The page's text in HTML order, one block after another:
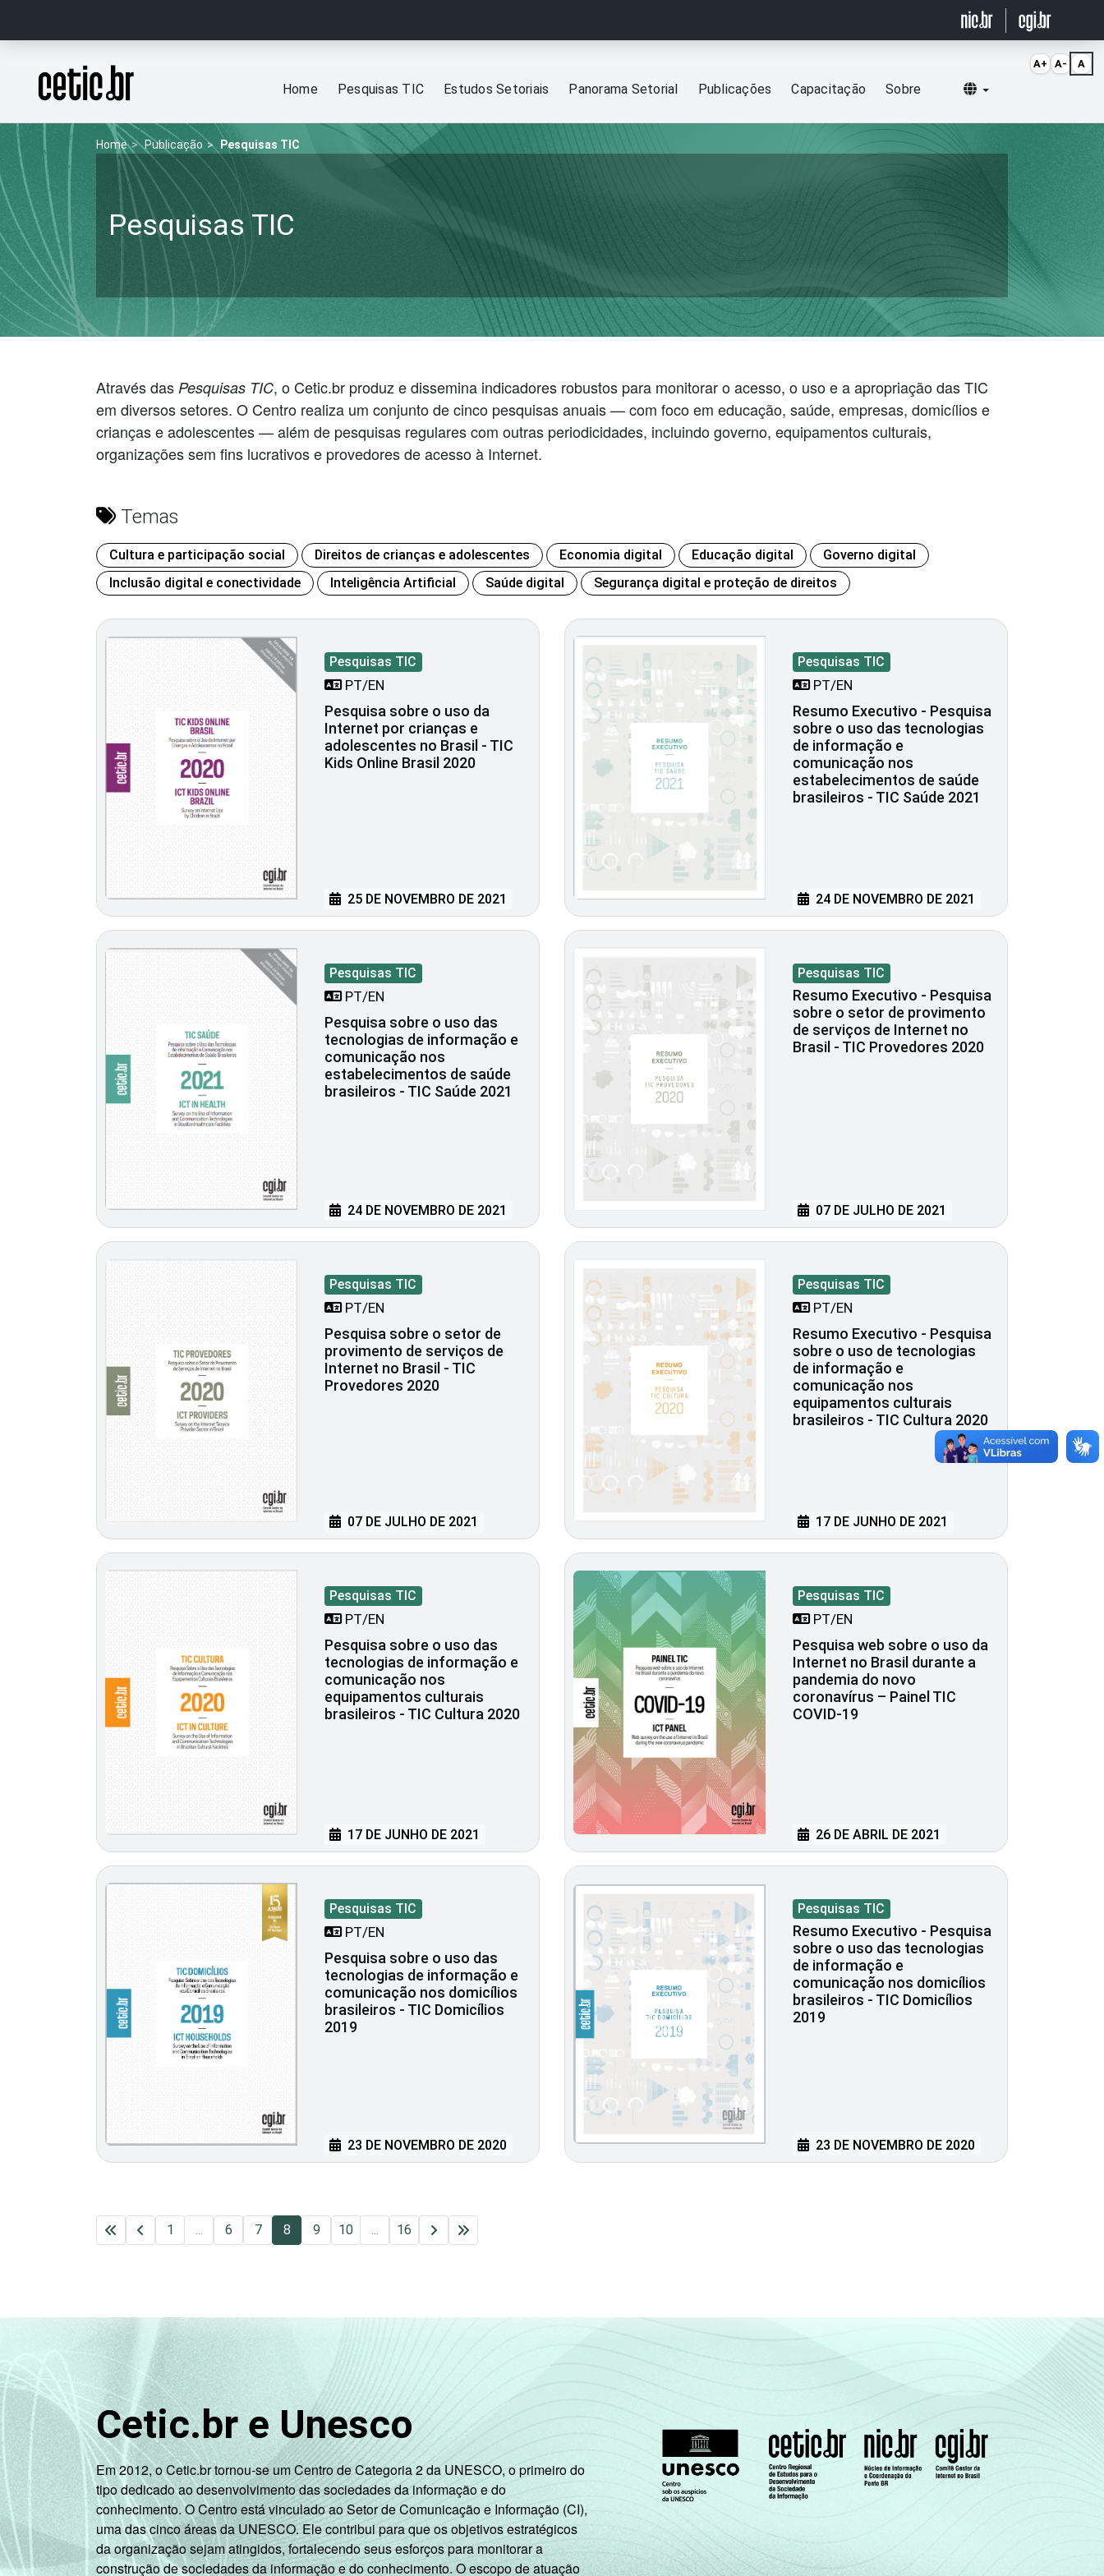
Página inicial
Home Pesquisas TIC Estudos Setoriais Panorama Setorial Publicações Capacitação Sobre Selecionar idioma
Home Publicação Pesquisas TIC
Pesquisas TIC
Através das Pesquisas TIC, o Cetic.br produz e dissemina indicadores robustos para monitorar o acesso, o uso e a apropriação das TIC
em diversos setores. O Centro realiza um conjunto de cinco pesquisas anuais — com foco em educação, saúde, empresas, domicílios e
crianças e adolescentes — além de pesquisas regulares com outras periodicidades, incluindo governo, equipamentos culturais,
organizações sem fins lucrativos e provedores de acesso à Internet.
Temas
Cultura e participação social Direitos de crianças e adolescentes Economia digital Educação digital
Governo digital
Inclusão digital e conectividade
Inteligência Artificial Saúde digital Segurança digital e proteção de direitos
Pesquisas TIC
PT/EN
Pesquisa sobre o uso da
Internet por crianças e
adolescentes no Brasil - TIC
Kids Online Brasil 2020
25 DE NOVEMBRO DE 2021
Pesquisas TIC
PT/EN
Resumo Executivo - Pesquisa
sobre o uso das tecnologias
de informação e
comunicação nos
estabelecimentos de saúde
brasileiros - TIC Saúde 2021
24 DE NOVEMBRO DE 2021
Pesquisas TIC
PT/EN
Pesquisa sobre o uso das
tecnologias de informação e
comunicação nos
estabelecimentos de saúde
brasileiros - TIC Saúde 2021
24 DE NOVEMBRO DE 2021
Pesquisas TIC
Resumo Executivo - Pesquisa
sobre o setor de provimento
de serviços de Internet no
Brasil - TIC Provedores 2020
07 DE JULHO DE 2021
Pesquisas TIC
PT/EN
Pesquisa sobre o setor de
provimento de serviços de
Internet no Brasil - TIC
Provedores 2020
07 DE JULHO DE 2021
Pesquisas TIC
PT/EN
Resumo Executivo - Pesquisa
sobre o uso de tecnologias
de informação e
comunicação nos
equipamentos culturais
brasileiros - TIC Cultura 2020
17 DE JUNHO DE 2021
Pesquisas TIC
PT/EN
Pesquisa sobre o uso das
tecnologias de informação e
comunicação nos
equipamentos culturais
brasileiros - TIC Cultura 2020
17 DE JUNHO DE 2021
Pesquisas TIC
PT/EN
Pesquisa web sobre o uso da
Internet no Brasil durante a
pandemia do novo
coronavírus – Painel TIC
COVID-19
26 DE ABRIL DE 2021
Pesquisas TIC
PT/EN
Pesquisa sobre o uso das
tecnologias de informação e
comunicação nos domicílios
brasileiros - TIC Domicílios
2019
23 DE NOVEMBRO DE 2020
Pesquisas TIC
Resumo Executivo - Pesquisa
sobre o uso das tecnologias
de informação e
comunicação nos domicílios
brasileiros - TIC Domicílios
2019
23 DE NOVEMBRO DE 2020
1 ... 6 7 8 9 10 ... 16
Cetic.br e Unesco
Em 2012, o Cetic.br tornou-se um Centro de Categoria 2 da UNESCO, o primeiro do
tipo dedicado ao desenvolvimento das sociedades da informação e do
conhecimento. O Centro está vinculado ao Setor de Comunicação e Informação (CI),
uma das cinco áreas da UNESCO. Ele contribui para que os objetivos estratégicos
da organização sejam atingidos, fortalecendo seus esforços para monitorar a
construção de sociedades da informação e do conhecimento. O escopo de atuação
A+ A- A